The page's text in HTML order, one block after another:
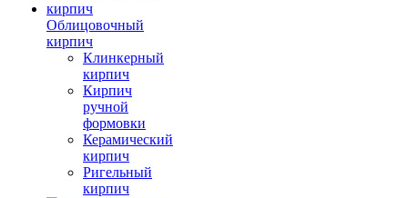
Облицовочный
кирпич
Клинкерный
кирпич
Кирпич
ручной
формовки
Керамический
кирпич
Ригельный
кирпич